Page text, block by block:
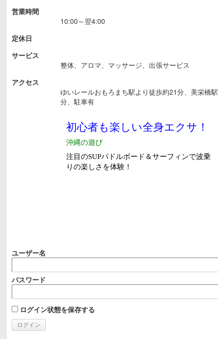
営業時間
10:00～翌4:00
定休日
サービス
整体、アロマ、マッサージ、出張サービス
アクセス
ゆいレールおもろまち駅より徒歩約21分、美栄橋
分、駐車有
ユーザー名
パスワード
ログイン状態を保存する